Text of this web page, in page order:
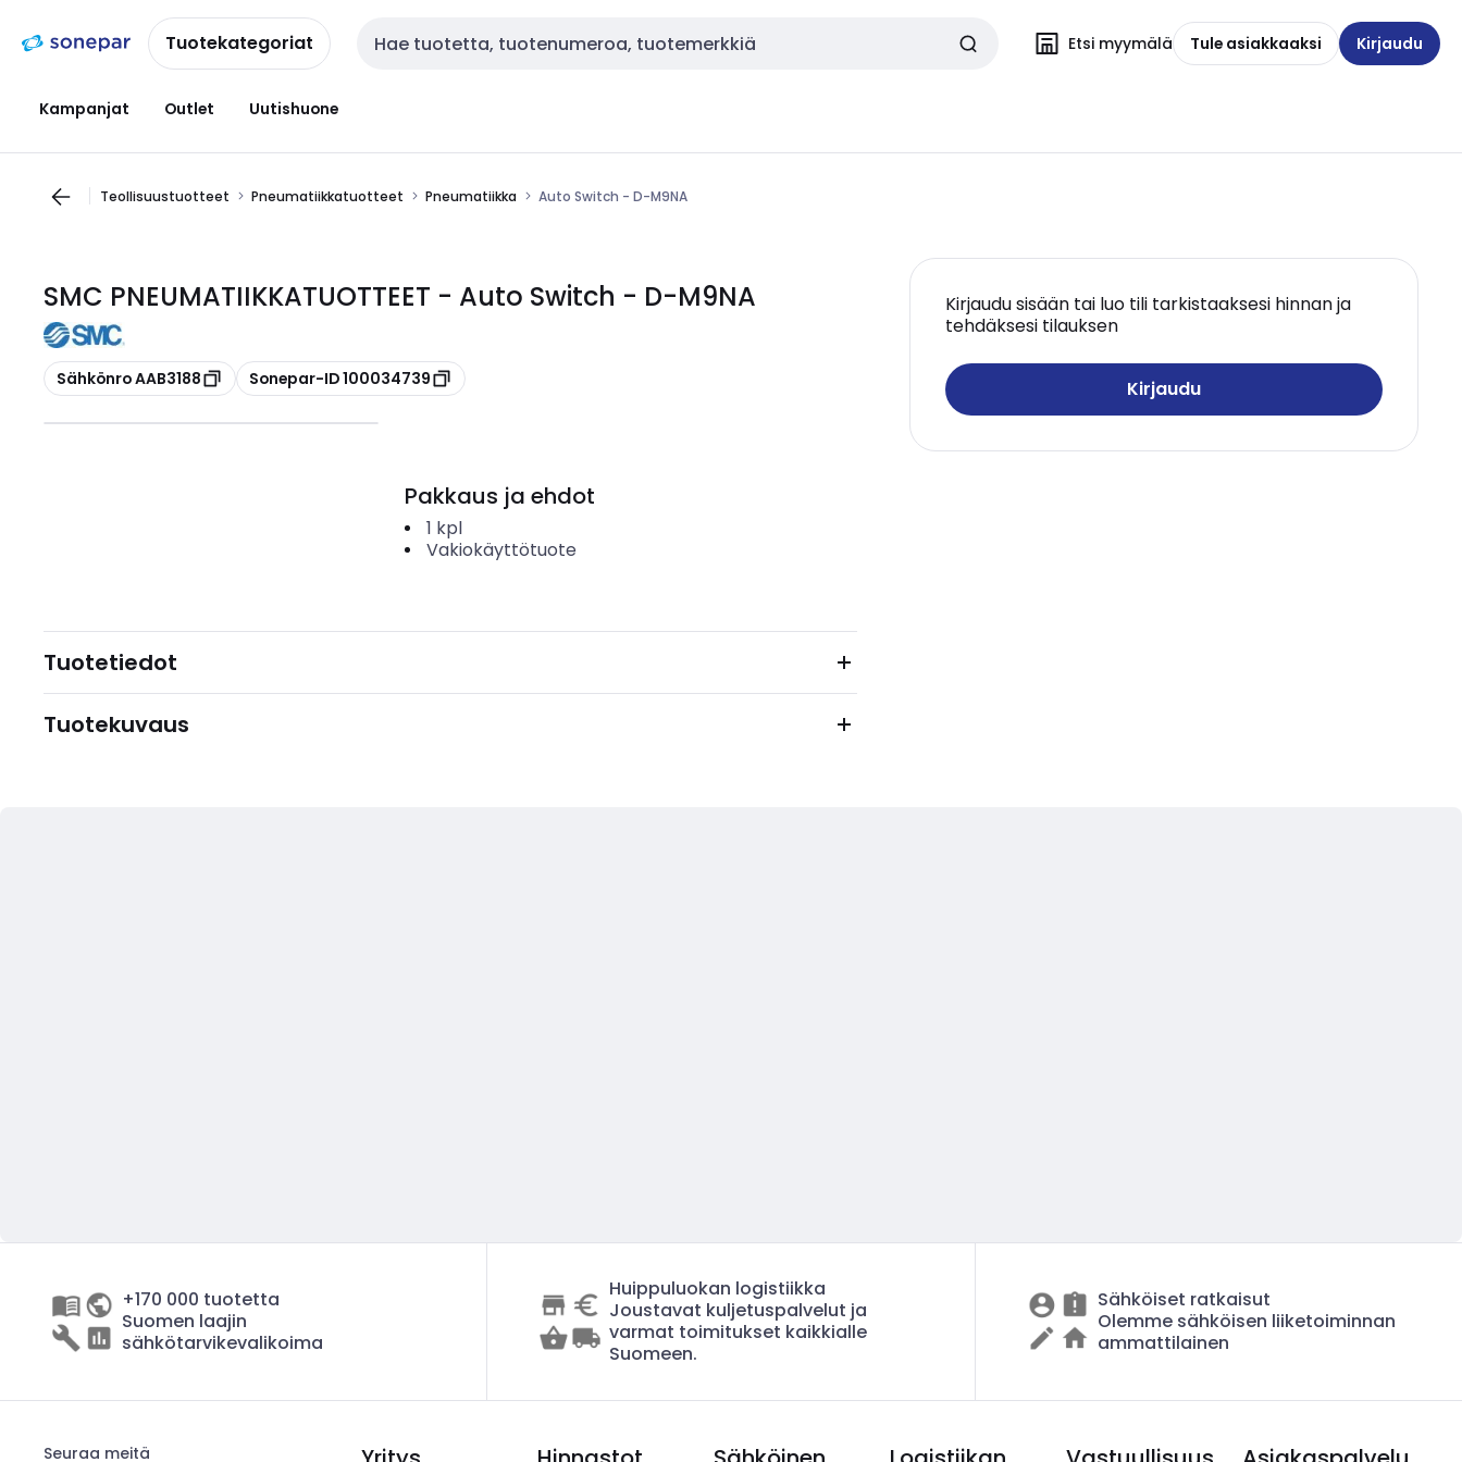
navigointiinsisältöönTuotekategoriat Haku Etsi myymälä Tule asiakkaaksi Kirjaudu
Kampanjat Outlet Uutishuone
Teollisuustuotteet Pneumatiikkatuotteet Pneumatiikka Auto Switch - D-M9NA
SMC PNEUMATIIKKATUOTTEET - Auto Switch - D-M9NA
Kopioi
Sähkönro AAB3188 Kopioi
Sonepar-ID 100034739
Kirjaudu sisään tai luo tili tarkistaaksesi hinnan ja
tehdäksesi tilauksen
Kirjaudu
Pakkaus ja ehdot
1 kpl
Vakiokäyttötuote
Tuotetiedot
Tuotekuvaus
+170 000 tuotetta
Suomen laajin
sähkötarvikevalikoima
Huippuluokan logistiikka
Joustavat kuljetuspalvelut ja
varmat toimitukset kaikkialle
Suomeen.
Sähköiset ratkaisut
Olemme sähköisen liiketoiminnan
ammattilainen
Seuraa meitä